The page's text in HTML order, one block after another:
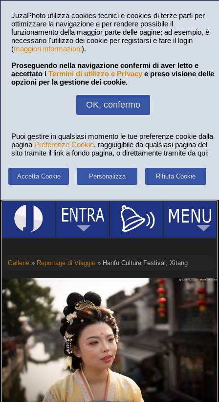
JuzaPhoto utilizza cookies tecnici e cookies di terze parti per
ottimizzare la navigazione e per rendere possibile il
funzionamento della maggior parte delle pagine; ad esempio, è
necessario l'utilizzo dei cookie per registarsi e fare il login
(maggiori informazioni).
Proseguendo nella navigazione confermi di aver letto e
accettato i Termini di utilizzo e Privacy e preso visione delle
opzioni per la gestione dei cookie.
OK, confermo
Puoi gestire in qualsiasi momento le tue preferenze cookie dalla
pagina Preferenze Cookie, raggiugibile da qualsiasi pagina del
sito tramite il link a fondo pagina, o direttamente tramite da qui:
Accetta Cookie Personalizza Rifiuta Cookie
Gallerie» Reportage di Viaggio» Hanfu Culture Festival, Xitang